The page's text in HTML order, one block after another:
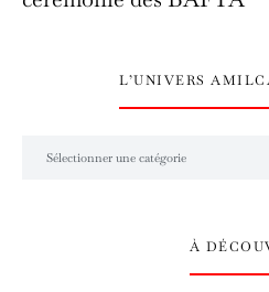
L’UNIVERS
À